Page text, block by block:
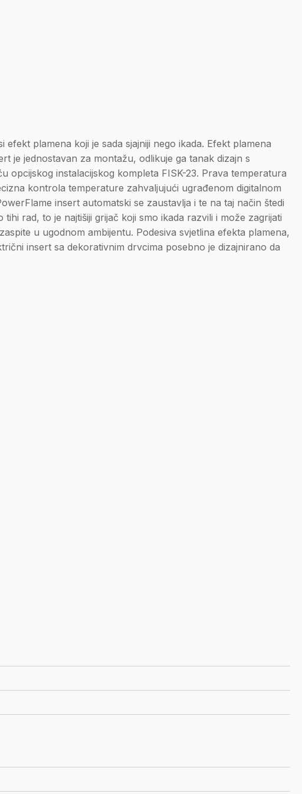
plamena koji je sada sjajniji nego ikada. Efekt plamena
je jednostavan za montažu, odlikuje ga tanak dizajn s
opcijskog instalacijskog kompleta FISK-23. Prava temperatura
kontrola temperature zahvaljujući ugrađenom digitalnom
insert automatski se zaustavlja i te na taj način štedi
rad, to je najtišiji grijač koji smo ikada razvili i može zagrijati
u ugodnom ambijentu. Podesiva svjetlina efekta plamena,
insert sa dekorativnim drvcima posebno je dizajnirano da